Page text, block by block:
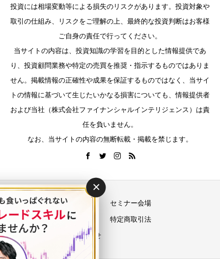
投資には相場変動等による損失のリスクがあります。投資対象や
取引の仕組み、リスクをご理解の上、最終的な投資判断はお客様
ご自身の責任で行ってください。
当サイトの内容は、投資知識の学習を目的とした情報提供であ
り、投資顧問業務や特定の売買を推奨・指示するものではありま
せん。掲載情報の正確性や成果を保証するものではなく、当サイ
トの情報に基づいて生じたいかなる損害についても、情報提供者
および当社（株式会社ファイナンシャルインテリジェンス）は責
任を負いません。
なお、当サイトの内容の無断転載・掲載を禁じます。
運営会社 セミナー会場
プライバシーポリシー 特定商取引法
お問い合わせ
×